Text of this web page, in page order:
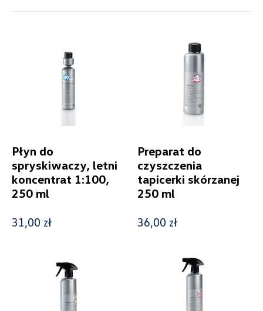
Pozostałe
1
Cena
Płyn do
spryskiwaczy, letni
koncentrat 1:100,
250 ml
31,00 zł
Preparat do
czyszczenia
tapicerki skórzanej
250 ml
36,00 zł